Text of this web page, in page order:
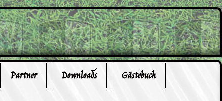
Partner Downloads
Gästebuch